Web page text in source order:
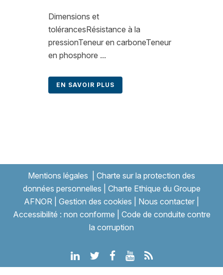
Dimensions et
tolérancesRésistance à la
pressionTeneur en carboneTeneur
en phosphore ...
EN SAVOIR PLUS
Mentions légales
Charte sur la protection des
données personnelles
Charte Ethique du Groupe
AFNOR
Gestion des cookies Nous contacter
Accessibilité : non conforme
Code de conduite contre
la corruption